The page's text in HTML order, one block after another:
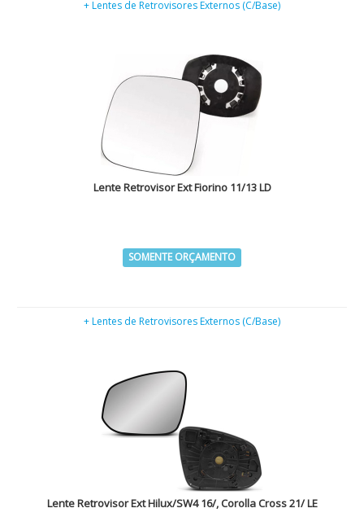
+ Lentes de Retrovisores Externos (C/Base)
Lente Retrovisor Ext Fiorino 11/13 LD
SOMENTE ORÇAMENTO
+ Lentes de Retrovisores Externos (C/Base)
Lente Retrovisor Ext Hilux/SW4 16/, Corolla Cross 21/ LE